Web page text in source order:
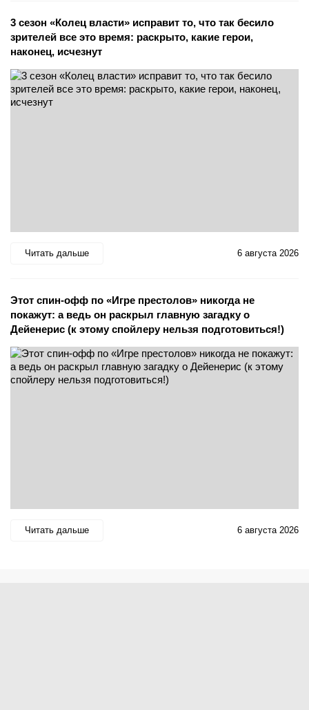
3 сезон «Колец власти» исправит то, что так бесило
зрителей все это время: раскрыто, какие герои,
наконец, исчезнут
Читать дальше 6 августа 2026
Этот спин-офф по «Игре престолов» никогда не
покажут: а ведь он раскрыл главную загадку о
Дейенерис (к этому спойлеру нельзя подготовиться!)
Читать дальше 6 августа 2026